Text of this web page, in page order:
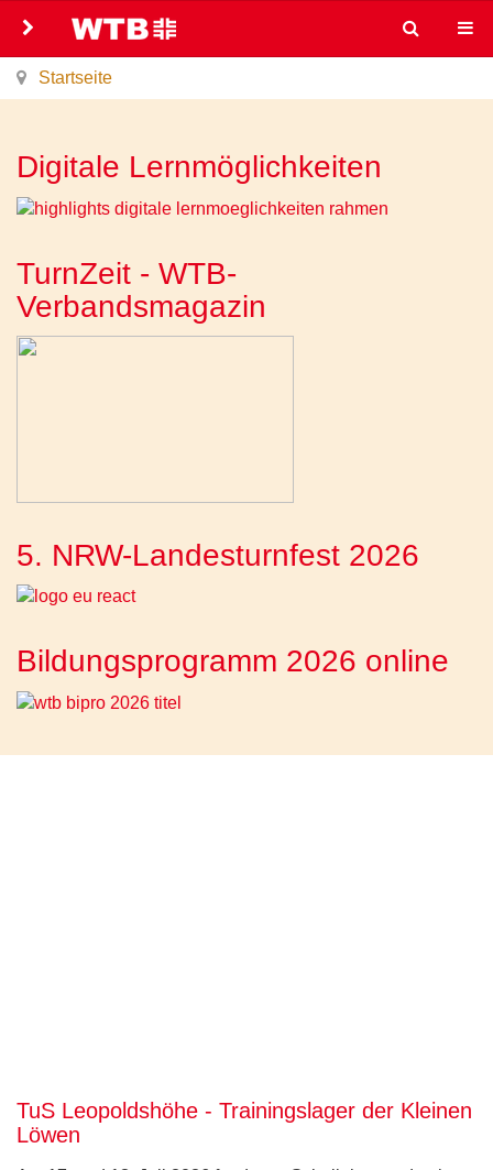
Startseite
Digitale Lernmöglichkeiten
TurnZeit - WTB-
Verbandsmagazin
5. NRW-Landesturnfest 2026
Bildungsprogramm 2026 online
TuS Leopoldshöhe - Trainingslager der Kleinen
Löwen